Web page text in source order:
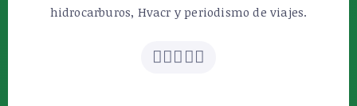
hidrocarburos, Hvacr y periodismo de viajes.